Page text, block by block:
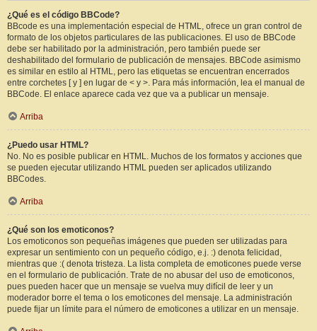
¿Qué es el código BBCode?
BBcode es una implementación especial de HTML, ofrece un gran control de
formato de los objetos particulares de las publicaciones. El uso de BBCode
debe ser habilitado por la administración, pero también puede ser
deshabilitado del formulario de publicación de mensajes. BBCode asimismo
es similar en estilo al HTML, pero las etiquetas se encuentran encerrados
entre corchetes [ y ] en lugar de < y >. Para más información, lea el manual de
BBCode. El enlace aparece cada vez que va a publicar un mensaje.
Arriba
¿Puedo usar HTML?
No. No es posible publicar en HTML. Muchos de los formatos y acciones que
se pueden ejecutar utilizando HTML pueden ser aplicados utilizando
BBCodes.
Arriba
¿Qué son los emoticonos?
Los emoticonos son pequeñas imágenes que pueden ser utilizadas para
expresar un sentimiento con un pequeño código, e.j. :) denota felicidad,
mientras que :( denota tristeza. La lista completa de emoticones puede verse
en el formulario de publicación. Trate de no abusar del uso de emoticonos,
pues pueden hacer que un mensaje se vuelva muy difícil de leer y un
moderador borre el tema o los emoticones del mensaje. La administración
puede fijar un límite para el número de emoticones a utilizar en un mensaje.